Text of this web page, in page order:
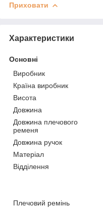
Приховати
Характеристики
Основні
Виробник
Країна виробник
Висота
Довжина
Довжина плечового
ременя
Довжина ручок
Матеріал
Відділення
Плечовий ремінь